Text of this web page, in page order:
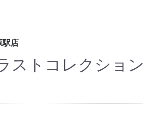
駅店
ストコレクション